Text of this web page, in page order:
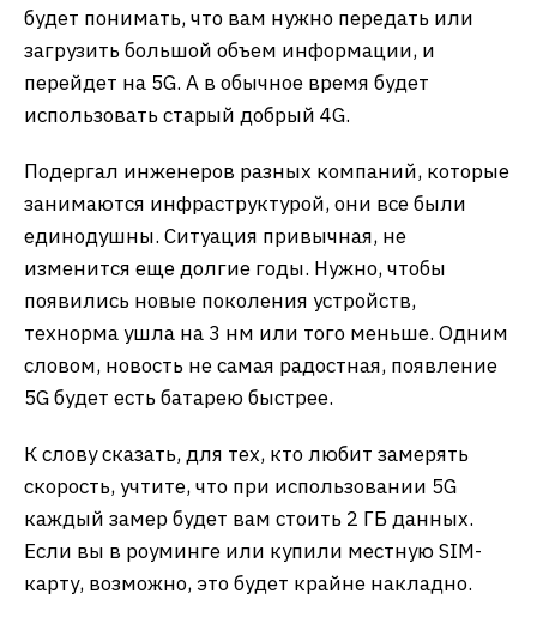
будет понимать, что вам нужно передать или
загрузить большой объем информации, и
перейдет на 5G. А в обычное время будет
использовать старый добрый 4G.
Подергал инженеров разных компаний, которые
занимаются инфраструктурой, они все были
единодушны. Ситуация привычная, не
изменится еще долгие годы. Нужно, чтобы
появились новые поколения устройств,
технорма ушла на 3 нм или того меньше. Одним
словом, новость не самая радостная, появление
5G будет есть батарею быстрее.
К слову сказать, для тех, кто любит замерять
скорость, учтите, что при использовании 5G
каждый замер будет вам стоить 2 ГБ данных.
Если вы в роуминге или купили местную SIM-
карту, возможно, это будет крайне накладно.